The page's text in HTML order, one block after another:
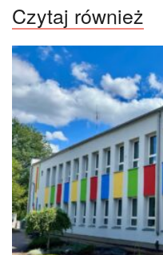
Czytaj również